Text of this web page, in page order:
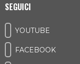
SEGUICI
YOUTUBE
FACEBOOK